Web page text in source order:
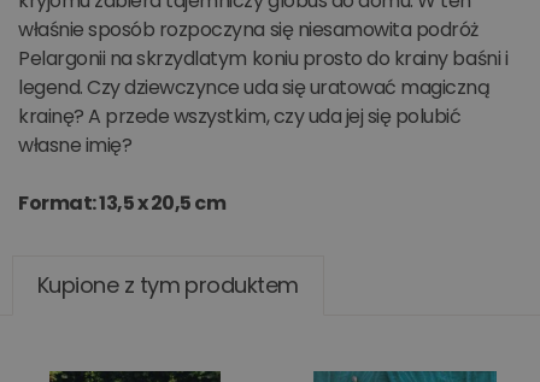
właśnie sposób rozpoczyna się niesamowita podróż
Pelargonii na skrzydlatym koniu prosto do krainy baśni i
legend. Czy dziewczynce uda się uratować magiczną
krainę? A przede wszystkim, czy uda jej się polubić
własne imię?
Format: 13,5 x 20,5 cm
Kupione z tym produktem